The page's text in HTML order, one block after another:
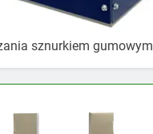
sznurkiem gumowym